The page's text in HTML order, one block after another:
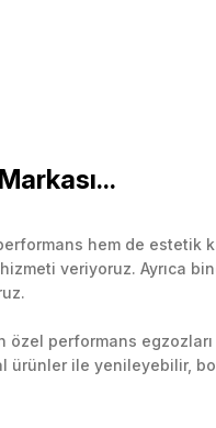
hem de
veriyoruz. Ayrıca
performans
ürünler ile yenileyebilir,
ömürlüdür.